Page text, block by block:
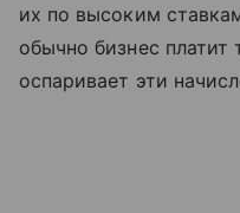
их по высоким
обычно бизнес
оспаривает эти